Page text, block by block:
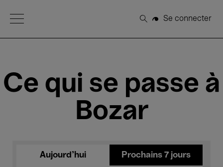
Open Menu
Rechercher
Se connecter
Ce qui se passe à
Bozar
Aujourd'hui Prochains 7 jours